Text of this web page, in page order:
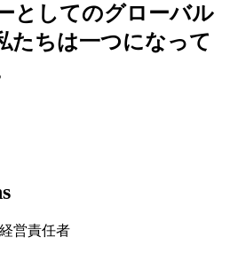
としてのグローバル
たちは一つになって
営責任者